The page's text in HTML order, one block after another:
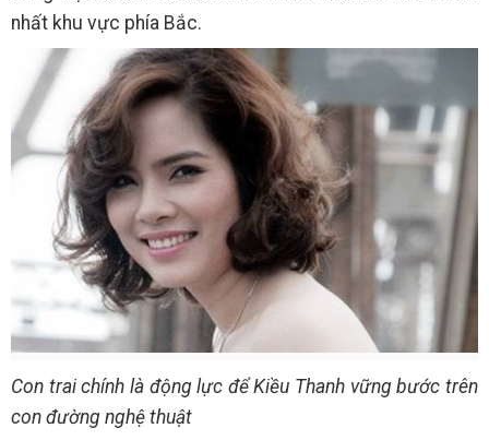
nhất khu vực phía Bắc.
Con trai chính là động lực để Kiều Thanh vững bước trên
con đường nghệ thuật